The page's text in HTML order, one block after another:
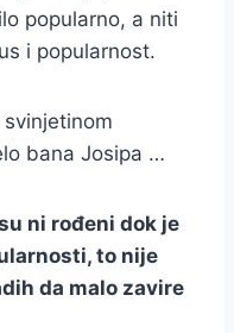
popularno, a niti
i popularnost.
bana Josipa …
ni rođeni dok je
to nije
da malo zavire